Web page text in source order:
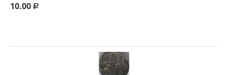
10.00 Р